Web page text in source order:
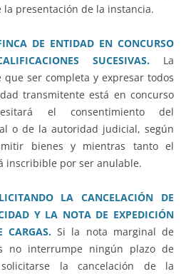
presentación de la instancia.
DE ENTIDAD EN CONCURSO
SUCESIVAS.La
ser completa y expresar todos
transmitente está en concurso
el consentimiento del
o de la autoridad judicial, según
bienes y mientras tanto el
inscribible por ser anulable.
LA CANCELACIÓN DE
Y LA NOTA DE EXPEDICIÓN
CARGAS.Si la nota marginal de
no interrumpe ningún plazo de
la cancelación de la